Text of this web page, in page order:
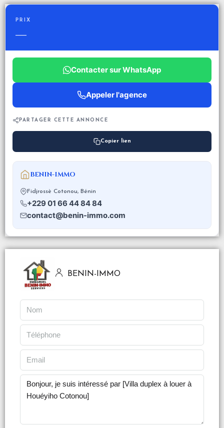
PRIX
—
Contacter sur WhatsApp
Appeler l'agence
PARTAGER CETTE ANNONCE
Copier lien
BENIN-IMMO
Fidjrossè Cotonou, Bénin
+229 01 66 44 84 84
contact@benin-immo.com
BENIN-IMMO